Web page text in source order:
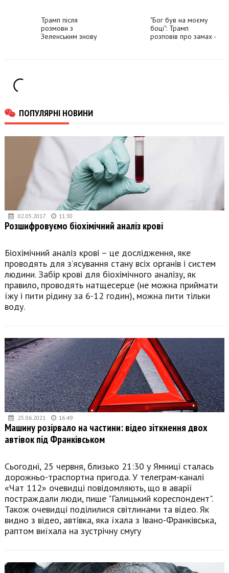
вихід з виборів
2024
Трамп після
розмови з
Зеленським знову
"Бог був на моєму
боці": Трамп
розповів про замах -
ПОПУЛЯРНІ НОВИНИ
02.05.2017 11:30
Розшифровуємо біохімічний аналіз крові
Біохімічний аналіз крові – це дослідження, яке
проводять для з’ясування стану всіх органів і систем
людини. Забір крові для біохімічного аналізу, як
правило, проводять натщесерце (не можна приймати
їжу і пити рідину за 6-12 годин), можна пити тільки
воду.
25.06.2021 16:49
Машину розірвало на частини: відео зіткнення двох
автівок під Франківськом
Сьогодні, 25 червня, близько 21:30 у Ямниці сталась
дорожньо-траспортна пригода. У телеграм-каналі
«Чат 112» очевидці повідомляють, що в аварії
постраждали люди, пише "Галицький кореспондент".
Також очевидці поділилися світлинами та відео. Як
видно з відео, автівка, яка їхала з Івано-Франківська,
раптом виїхала на зустрічну смугу